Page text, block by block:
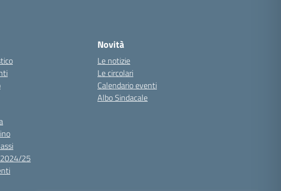
25
Novità
Le notizie
Le circolari
Calendario eventi
Albo Sindacale